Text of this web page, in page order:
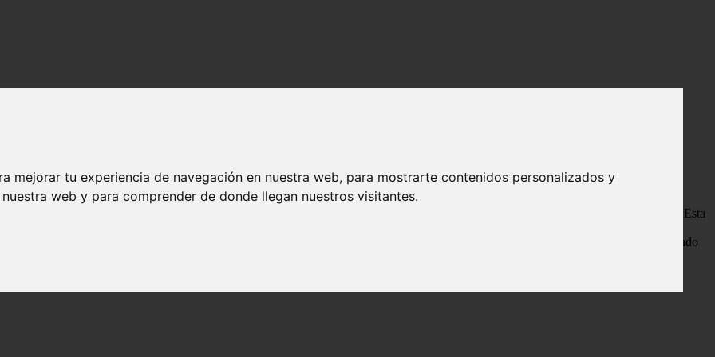
mejorar tu experiencia de navegación en nuestra web, para mostrarte contenidos personalizados y
web y para comprender de donde llegan nuestros visitantes.
la secuela de un gran éxito del cine de catástrofes aterriza en el streaming sin
de suspense constante? Entonces
) es justo lo que necesitas. Esta
en la plataforma de streaming
conseguido cautivar al público en su paso por los cines. Precisamente por ese discreto rendimiento comercial, la película ha aterrizado
descubierta por una nueva audiencia.